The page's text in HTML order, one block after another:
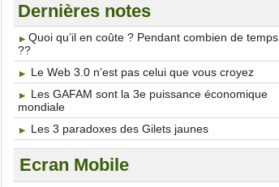
Dernières notes
​Quoi qu’il en coûte ? Pendant combien de temps
??
Le Web 3.0 n’est pas celui que vous croyez
Les GAFAM sont la 3e puissance économique
mondiale
Les 3 paradoxes des Gilets jaunes
Ecran Mobile